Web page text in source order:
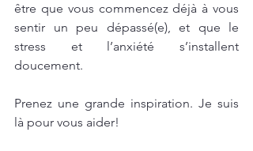
être que vous commencez déjà à vous
sentir un peu dépassé(e), et que le
stress et l’anxiété s’installent
doucement.
Prenez une grande inspiration. Je suis
là pour vous aider!